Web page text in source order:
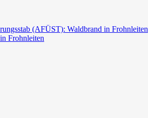
(AFÜST): Waldbrand in Frohnleiten
Frohnleiten